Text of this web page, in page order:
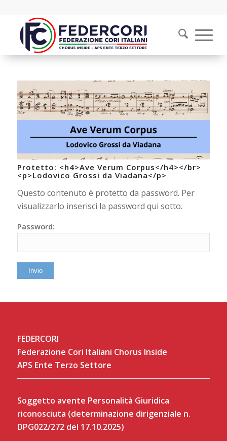
Protetto: <h4>Ave Verum Corpus</h4></br>
<p>Lodovico Grossi da Viadana</p>
Questo contenuto è protetto da password. Per
visualizzarlo inserisci la password qui sotto.
Password:
FEDERCORI
Federazione Cori Italiani Chorus Inside
APS Ente Terzo Settore
Soggetto avente Personalità Giuridica
riconosciuta (determinazione dirigenziale n.
DPG022/272 del 17.10.2025)